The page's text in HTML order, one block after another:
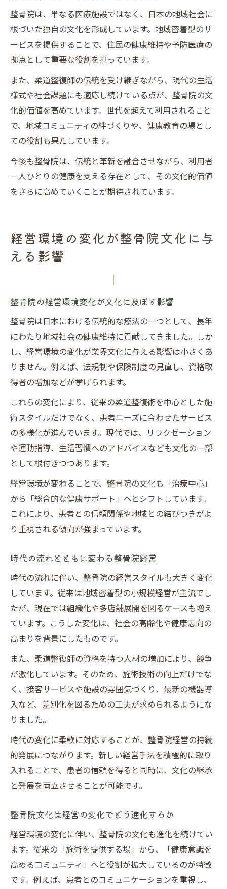
整骨院は、単なる医療施設ではなく、日本の地域社会に
根づいた独自の文化を形成しています。地域密着型のサ
ービスを提供することで、住民の健康維持や予防医療の
拠点として重要な役割を担っています。
また、柔道整復師の伝統を受け継ぎながら、現代の生活
様式や社会課題にも適応し続けている点が、整骨院の文
化的価値を高めています。世代を超えて利用されること
で、地域コミュニティの絆づくりや、健康教育の場とし
ての役割も果たしています。
今後も整骨院は、伝統と革新を融合させながら、利用者
一人ひとりの健康を支える存在として、その文化的価値
をさらに高めていくことが期待されています。
経営環境の変化が整骨院文化に与
える影響
整骨院の経営環境変化が文化に及ぼす影響
整骨院は日本における伝統的な療法の一つとして、長年
にわたり地域社会の健康維持に貢献してきました。しか
し、経営環境の変化が業界文化に与える影響は小さくあ
りません。例えば、法規制や保険制度の見直し、資格取
得者の増加などが挙げられます。
これらの変化により、従来の柔道整復術を中心とした施
術スタイルだけでなく、患者ニーズに合わせたサービス
の多様化が進んでいます。現代では、リラクゼーション
や運動指導、生活習慣へのアドバイスなども文化の一部
として根付きつつあります。
経営環境が変わることで、整骨院の文化も「治療中心」
から「総合的な健康サポート」へとシフトしています。
これにより、患者との信頼関係や地域との結びつきがよ
り重視される傾向が強まっています。
時代の流れとともに変わる整骨院経営
時代の流れに伴い、整骨院の経営スタイルも大きく変化
しています。従来は地域密着型の小規模経営が主流でし
たが、現在では組織化や多店舗展開を図るケースも増え
ています。こうした変化は、社会の高齢化や健康志向の
高まりを背景にしたものです。
また、柔道整復師の資格を持つ人材の増加により、競争
が激化しています。そのため、施術技術の向上だけでな
く、接客サービスや施設の雰囲気づくり、最新の機器導
入など、差別化を図るための工夫が求められるようにな
りました。
時代の変化に柔軟に対応することが、整骨院経営の持続
的発展につながります。新しい経営手法を積極的に取り
入れることで、患者の信頼を得ると同時に、文化の継承
と発展を両立させることが可能です。
整骨院文化は経営の変化でどう進化するか
経営環境の変化に伴い、整骨院の文化も進化を続けてい
ます。従来の「施術を提供する場」から、「健康意識を
高めるコミュニティ」へと役割が拡大しているのが特徴
です。例えば、患者とのコミュニケーションを重視し、